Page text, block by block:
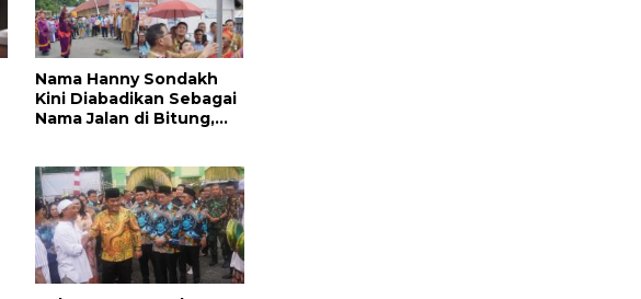
Nama Hanny Sondakh
Kini Diabadikan Sebagai
Nama Jalan di Bitung,
Almarhum